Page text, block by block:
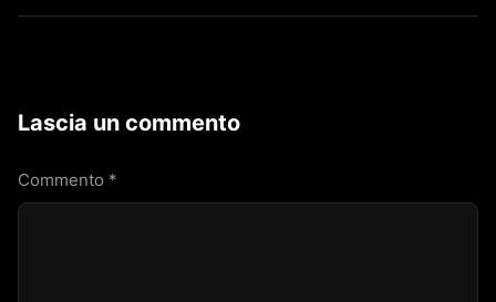
Lascia un commento
Commento *